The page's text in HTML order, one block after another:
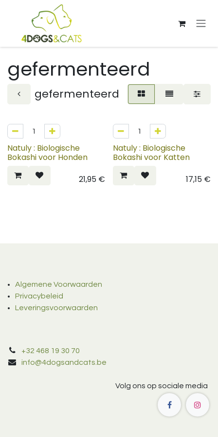
Overslaan naar inhoud
gefermenteerd
gefermenteerd
Natuly : Biologische
Bokashi voor Honden
21,95€
Natuly : Biologische
Bokashi voor Katten
17,15€
Algemene Voorwaarden
Privacybeleid
Leveringsvoorwaarden
+32 468 19 30 70
info@4dogsandcats.be
Volg ons op sociale media